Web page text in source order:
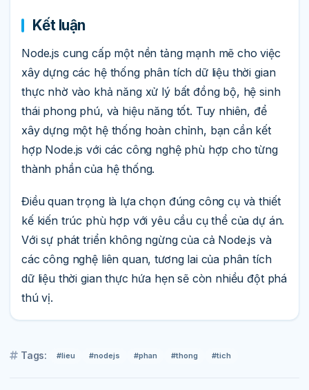
Kết luận
Node.js cung cấp một nền tảng mạnh mẽ cho việc
xây dựng các hệ thống phân tích dữ liệu thời gian
thực nhờ vào khả năng xử lý bất đồng bộ, hệ sinh
thái phong phú, và hiệu năng tốt. Tuy nhiên, để
xây dựng một hệ thống hoàn chỉnh, bạn cần kết
hợp Node.js với các công nghệ phù hợp cho từng
thành phần của hệ thống.
Điều quan trọng là lựa chọn đúng công cụ và thiết
kế kiến trúc phù hợp với yêu cầu cụ thể của dự án.
Với sự phát triển không ngừng của cả Node.js và
các công nghệ liên quan, tương lai của phân tích
dữ liệu thời gian thực hứa hẹn sẽ còn nhiều đột phá
thú vị.
Tags: #lieu #nodejs #phan #thong #tich